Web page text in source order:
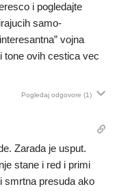
i pogledajte
samo-
vojna
tone ovih cestica vec
Pogledaj odgovore (1)
Zarada je usput.
stane i red i primi
smrtna presuda ako